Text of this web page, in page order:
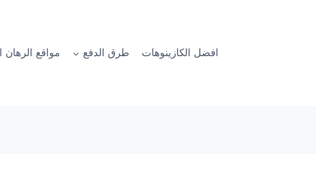
افضل الكازينوهات
طرق الدفع مواقع الرهان